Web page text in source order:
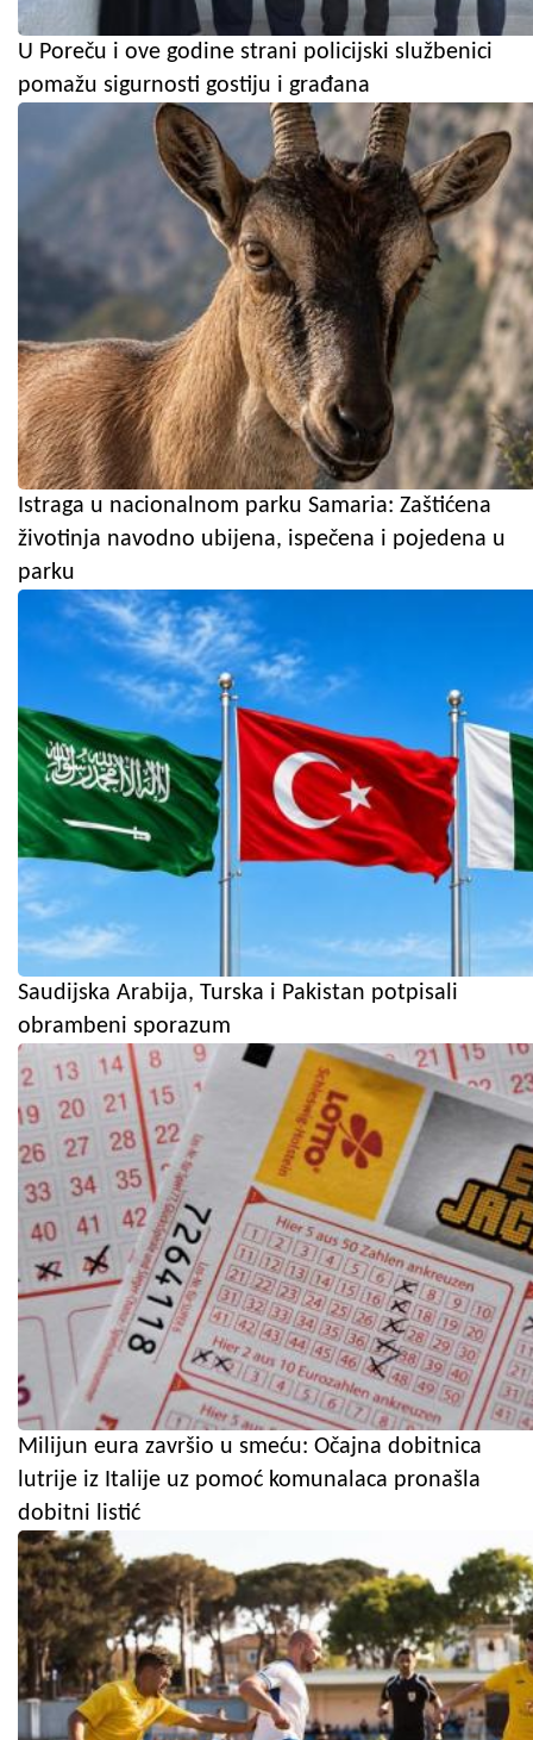
U Poreču i ove godine strani policijski službenici
pomažu sigurnosti gostiju i građana
Istraga u nacionalnom parku Samaria: Zaštićena
životinja navodno ubijena, ispečena i pojedena u
parku
Saudijska Arabija, Turska i Pakistan potpisali
obrambeni sporazum
Milijun eura završio u smeću: Očajna dobitnica
lutrije iz Italije uz pomoć komunalaca pronašla
dobitni listić